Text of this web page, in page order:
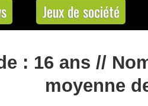
Jeux de société
: 16 ans //
moyenne